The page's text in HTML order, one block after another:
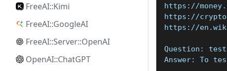
FreeAI::Kimi
FreeAI::GoogleAI
FreeAI::Server::OpenAI
OpenAI::ChatGPT
https://
https://
https://
Question:
Answer: To